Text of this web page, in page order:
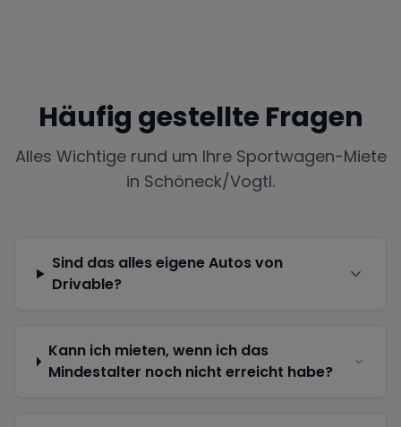
Häufig gestellte Fragen
Alles Wichtige rund um Ihre Sportwagen-Miete
in Schöneck/Vogtl.
Sind das alles eigene Autos von
Drivable?
Kann ich mieten, wenn ich das
Mindestalter noch nicht erreicht habe?